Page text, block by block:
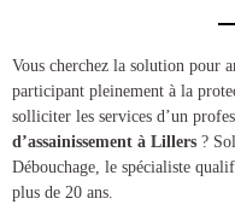
​​Vous cherchez la solution pour
participant pleinement à la
solliciter les services d’un
d’assainissement à Lillers ?
Débouchage, le spécialiste
plus de 20 ans.